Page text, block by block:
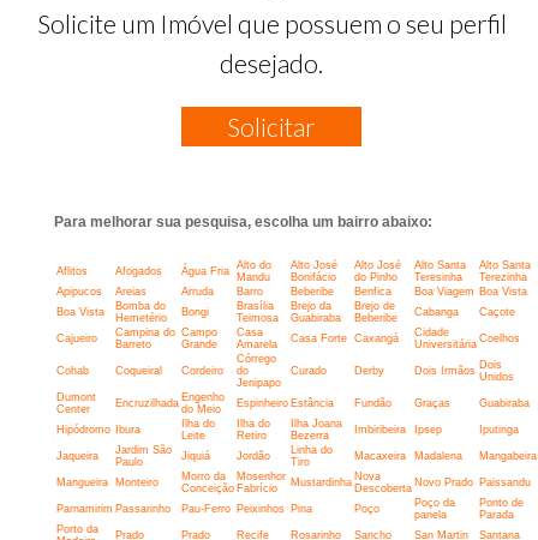
Solicite um Imóvel que possuem o seu perfil
desejado.
Solicitar
Para melhorar sua pesquisa, escolha um bairro abaixo:
Aflitos Afogados Água Fria
Alto do
Mandu
Alto José
Bonifácio
Alto José
do Pinho
Alto Santa
Teresinha
Alto Santa
Terezinha
Apipucos
Areias Arruda Barro Beberibe Benfica Boa Viagem Boa Vista
Boa Vista
Bomba do
Hemetério
Bongi
Brasília
Teimosa
Brejo da
Guabiraba
Brejo de
Beberibe
Cabanga Caçote
Cajueiro
Campina do
Barreto
Campo
Grande
Casa
Amarela
Casa Forte Caxangá
Cidade
Universitária Coelhos
Cohab Coqueiral Cordeiro
Córrego
do
Jenipapo
Curado Derby Dois Irmãos Dois
Unidos
Dumont
Center
Encruzilhada Engenho
do Meio
Espinheiro Estância Fundão Graças Guabiraba
Hipódromo Ibura
Ilha do
Leite
Ilha do
Retiro
Ilha Joana
Bezerra
Imbiribeira Ipsep Iputinga
Jaqueira
Jardim São
Paulo
Jiquiá Jordão
Linha do
Tiro
Macaxeira Madalena Mangabeira
Mangueira Monteiro
Morro da
Conceição
Mosenhor
Fabrício
Mustardinha Nova
Descoberta Novo Prado Paissandu
Parnamirim Passarinho Pau-Ferro Peixinhos Pina Poço
Poço da
panela
Ponto de
Parada
Porto da
Prado Prado Recife Rosarinho Sancho San Martin Santana